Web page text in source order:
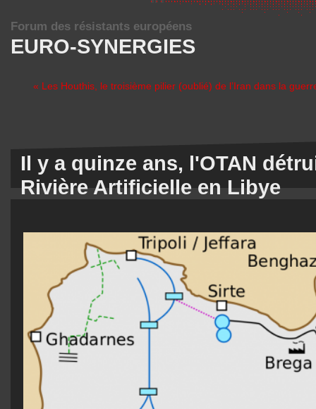
EURO-SYNERGIES
Forum des résistants européens
« Les Houthis, le troisième pilier (oublié) de l’Iran dans la
Il y a quinze ans, l'OTAN
Rivière Artificielle en Libye